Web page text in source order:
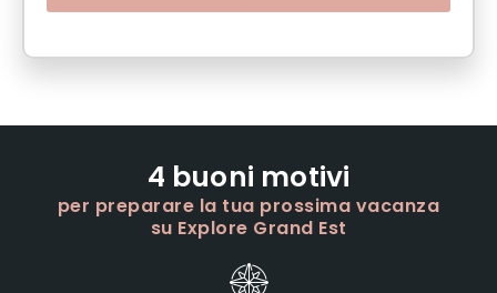
4 buoni motivi
per preparare la tua prossima vacanza
su Explore Grand Est